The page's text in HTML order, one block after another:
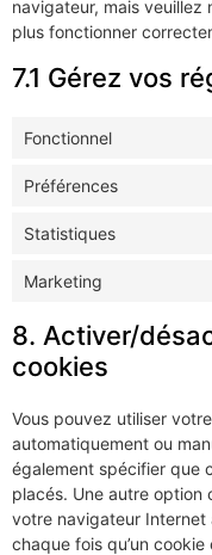
navigateur, mais
plus fonctionner
7.1 Gérez vos
Fonctionnel
Préférences
Statistiques
Marketing
8. Activer/
cookies
Vous pouvez utiliser
automatiquement ou
également spécifier que
placés. Une autre option
votre navigateur Internet
chaque fois qu’un